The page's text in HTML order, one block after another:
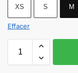
XS S M
Effacer